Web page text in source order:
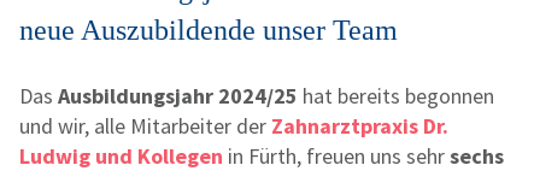
neue Auszubildende unser Team
Das Ausbildungsjahr 2024/25 hat bereits begonnen
und wir, alle Mitarbeiter der Zahnarztpraxis Dr.
Ludwig und Kollegen in Fürth, freuen uns sehrsechs